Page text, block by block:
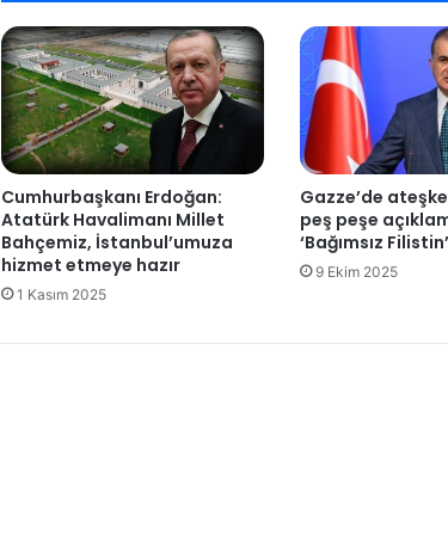
ü
-
H
e
K
a
b
l
o
K
a
s
Cumhurbaşkanı Erdoğan:
Atatürk Havalimanı Millet
Bahçemiz, İstanbul’umuza
hizmet etmeye hazır
1 Kasım 2025
Gazze’de
peş peşe
‘Bağımsız
9 Ekim 2025